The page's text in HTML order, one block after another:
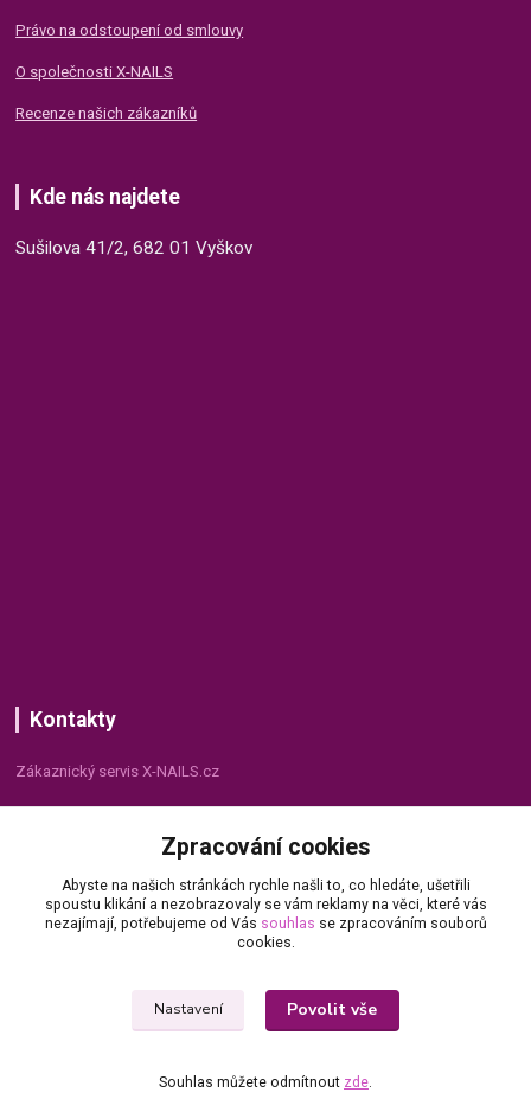
Právo na odstoupení od smlouvy
O společnosti X-NAILS
Recenze našich zákazníků
Kde nás najdete
Sušilova 41/2, 682 01 Vyškov
Kontakty
Zákaznický servis X-NAILS.cz
+420 735 055 075
info@x-nails.cz
© Copyright 2026 X-NAILS.CZ
Zpracování cookies
Abyste na našich stránkách rychle našli to, co hledáte, ušetřili
spoustu klikání a nezobrazovaly se vám reklamy na věci, které vás
nezajímají, potřebujeme od Vás souhlas se zpracováním souborů
cookies.
Nastavení Povolit vše
Souhlas můžete odmítnout zde.